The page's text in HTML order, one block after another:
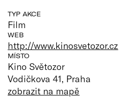
TYP AKCE
Film
WEB
http://www.kinosvetozor.cz
MÍSTO
Kino Světozor
Vodičkova 41, Praha
zobrazit na mapě